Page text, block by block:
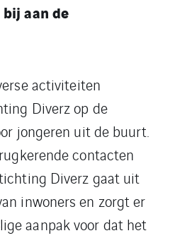
aan de
activiteiten
Diverz op de
jongeren uit de buurt.
contacten
Diverz gaat uit
inwoners en zorgt er
aanpak voor dat het